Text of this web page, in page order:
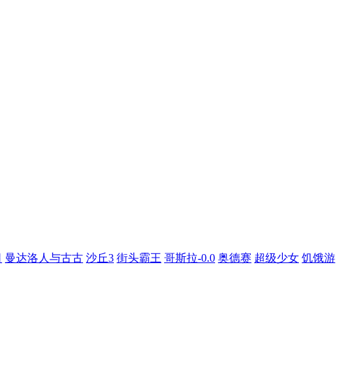
曼达洛人与古古 沙丘3 街头霸王 哥斯拉-0.0 奥德赛 超级少女 饥饿游